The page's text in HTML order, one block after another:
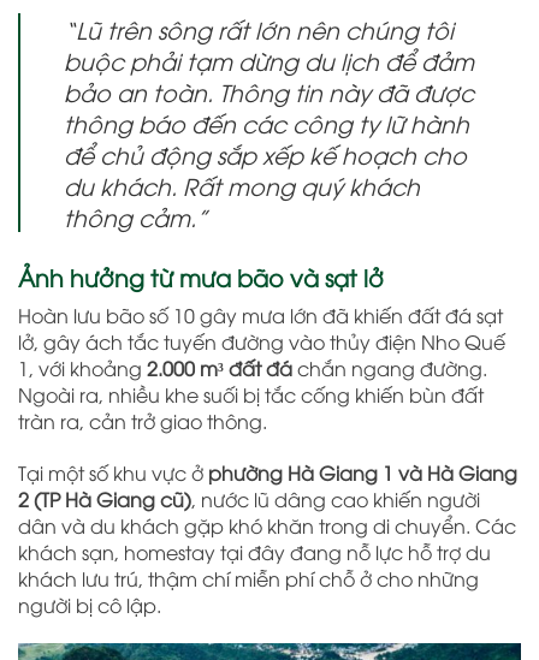
“Lũ trên sông rất lớn nên chúng tôi
buộc phải tạm dừng du lịch để đảm
bảo an toàn. Thông tin này đã được
thông báo đến các công ty lữ hành
để chủ động sắp xếp kế hoạch cho
du khách. Rất mong quý khách
thông cảm.”
Ảnh hưởng từ mưa bão và sạt lở
Hoàn lưu bão số 10 gây mưa lớn đã khiến đất đá sạt
lở, gây ách tắc tuyến đường vào thủy điện Nho Quế
1, với khoảng 2.000 m³ đất đáchắn ngang đường.
Ngoài ra, nhiều khe suối bị tắc cống khiến bùn đất
tràn ra, cản trở giao thông.
Tại một số khu vực ở phường Hà Giang 1 và Hà Giang
2 (TP Hà Giang cũ), nước lũ dâng cao khiến người
dân và du khách gặp khó khăn trong di chuyển. Các
khách sạn, homestay tại đây đang nỗ lực hỗ trợ du
khách lưu trú, thậm chí miễn phí chỗ ở cho những
người bị cô lập.